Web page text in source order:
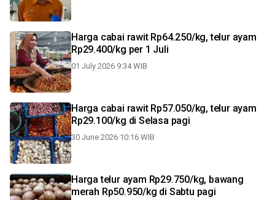
Harga cabai rawit Rp64.250/kg, telur ayam
Rp29.400/kg per 1 Juli
01 July 2026 9:34 WIB
Harga cabai rawit Rp57.050/kg, telur ayam
Rp29.100/kg di Selasa pagi
30 June 2026 10:16 WIB
Harga telur ayam Rp29.750/kg, bawang
merah Rp50.950/kg di Sabtu pagi